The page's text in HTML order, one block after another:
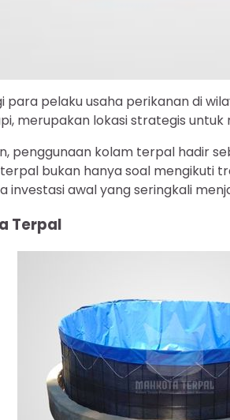
para pelaku usaha perikanan di
merupakan lokasi strategis
penggunaan kolam terpal hadir
bukan hanya soal mengikuti
investasi awal yang seringkali
Terpal